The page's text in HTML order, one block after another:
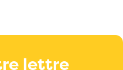
lettre